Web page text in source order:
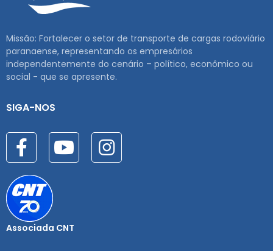
Missão: Fortalecer o setor de transporte de cargas rodoviário
paranaense, representando os empresários
independentemente do cenário – político, econômico ou
social - que se apresente.
SIGA-NOS
Associada CNT